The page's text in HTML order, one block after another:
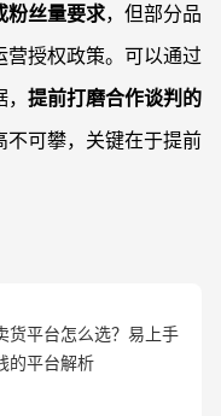
粉丝量要求，但部分品
营授权政策。可以通过
提前打磨合作谈判的
不可攀，关键在于提前
货平台怎么选？易上手
的平台解析